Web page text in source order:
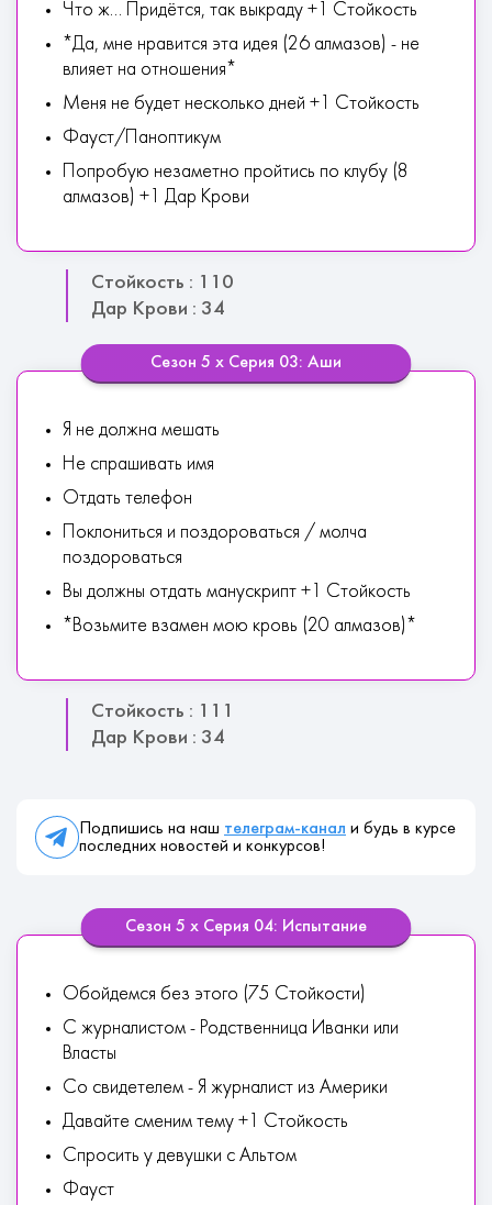
Что ж... Придётся, так выкраду +1 Стойкость
*Да, мне нравится эта идея (26 алмазов) - не
влияет на отношения*
Меня не будет несколько дней +1 Стойкость
Фауст/Паноптикум
Попробую незаметно пройтись по клубу (8
алмазов) +1 Дар Крови
Стойкость : 110
Дар Крови : 34
Сезон 5 х Серия 03: Аши
Я не должна мешать
Не спрашивать имя
Отдать телефон
Поклониться и поздороваться / молча
поздороваться
Вы должны отдать манускрипт +1 Стойкость
*Возьмите взамен мою кровь (20 алмазов)*
Стойкость : 111
Дар Крови : 34
Подпишись на наш телеграм-канал и будь в курсе
последних новостей и конкурсов!
Сезон 5 х Серия 04: Испытание
Обойдемся без этого (75 Стойкости)
С журналистом - Родственница Иванки или
Власты
Со свидетелем - Я журналист из Америки
Давайте сменим тему +1 Стойкость
Спросить у девушки с Альтом
Фауст